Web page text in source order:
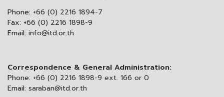
Phone: +66 (0) 2216 1894-7
Fax: +66 (0) 2216 1898-9
Email: info@itd.or.th
Correspondence & General Administration:
Phone: +66 (0) 2216 1898-9 ext. 166 or 0
Email: saraban@itd.or.th